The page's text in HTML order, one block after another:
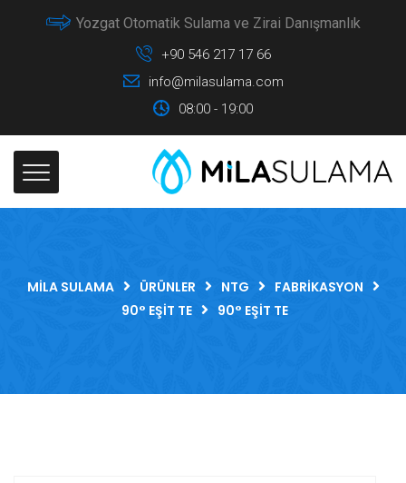
Yozgat Otomatik Sulama ve Zirai Danışmanlık
+90 546 217 17 66
info@milasulama.com
08:00 - 19:00
MILA SULAMA ÜRÜNLER NTG
FABRIKASYON
90° EŞIT TE
90° EŞIT TE